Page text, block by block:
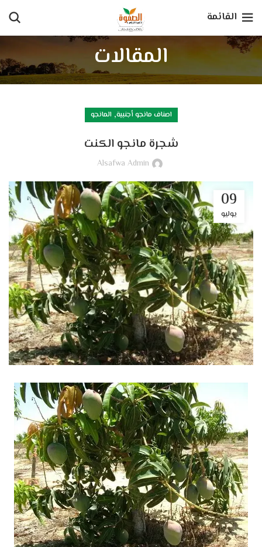
القائمة
المقالات
اصناف مانجو أجنبية, المانجو
شجرة مانجو الكنت
Alsafwa Admin
09
يوليو